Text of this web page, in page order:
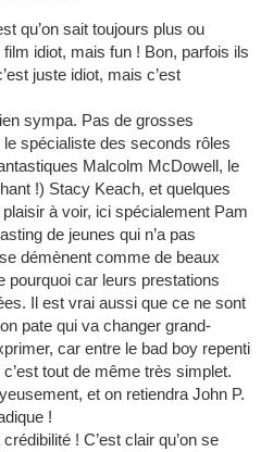
qu’on sait toujours plus ou
idiot, mais fun ! Bon, parfois ils
juste idiot, mais c’est
sympa. Pas de grosses
spécialiste des seconds rôles
Malcolm McDowell, le
!) Stacy Keach, et quelques
plaisir à voir, ici spécialement Pam
de jeunes qui n’a pas
démènent comme de beaux
pourquoi car leurs prestations
Il est vrai aussi que ce ne sont
pate qui va changer grand-
car entre le bad boy repenti
tout de même très simplet.
et on retiendra John P.
!
! C’est clair qu’on se